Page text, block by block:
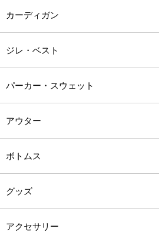
カーディガン
ジレ・ベスト
パーカー・スウェット
アウター
ボトムス
グッズ
アクセサリー